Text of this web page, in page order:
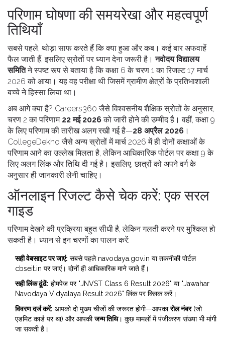
परिणाम घोषणा की समयरेखा और महत्वपूर्ण
तिथियाँ
सबसे पहले, थोड़ा साफ करते हैं कि क्या हुआ और कब। कई बार अफवाहें
फैल जाती हैं, इसलिए स्रोतों पर ध्यान देना जरूरी है।नवोदय विद्यालय
समितिने स्पष्ट रूप से बताया है कि कक्षा 6 के चरण 1 का रिजल्ट 17 मार्च
2026 को आया। यह वह परीक्षा थी जिसमें ग्रामीण क्षेत्रों के प्रतिभाशाली
बच्चे ने हिस्सा लिया था।
अब आगे क्या है? Careers360 जैसे विश्वसनीय शैक्षिक स्रोतों के अनुसार,
चरण 2 का परिणाम 22 मई 2026को जारी होने की उम्मीद है। वहीं, कक्षा 9
के लिए परिणाम की तारीख अलग रखी गई है—28 अप्रैल 2026 ।
CollegeDekho जैसे अन्य स्रोतों में मार्च 2026 में ही दोनों कक्षाओं के
परिणाम आने का उल्लेख मिलता है, लेकिन आधिकारिक पोर्टल पर कक्षा 9 के
लिए अलग लिंक और तिथि दी गई है। इसलिए, छात्रों को अपने वर्ग के
अनुसार ही जानकारी लेनी चाहिए।
ऑनलाइन रिजल्ट कैसे चेक करें: एक सरल
गाइड
परिणाम देखने की प्रक्रिया बहुत सीधी है, लेकिन गलती करने पर मुश्किल हो
सकती है। ध्यान से इन चरणों का पालन करें:
सही वेबसाइट पर जाएं: सबसे पहले navodaya.gov.in या तकनीकी पोर्टल
cbseit.in पर जाएं। दोनों ही आधिकारिक माने जाते हैं।
सही लिंक ढूंढें: होमपेज पर "JNVST Class 6 Result 2026" या "Jawahar
Navodaya Vidyalaya Result 2026" लिंक पर क्लिक करें।
विवरण दर्ज करें: आपको दो मुख्य चीजों की जरूरत होगी—आपकारोल नंबर(जो
एडमिट कार्ड पर था) और आपकीजन्म तिथि। कुछ मामलों में पंजीकरण संख्या भी मांगी
जा सकती है।